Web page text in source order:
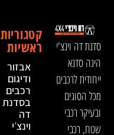
סדנת דה וינצ'י
הינה סדנא
ייחודית לרכבים
מכל הסוגים
ובעיקר רכבי
שטח, רכבי
קטגוריות
ראשיות
אבזור
ודיגום
רכבים
בסדנת
דה
וינצ׳י